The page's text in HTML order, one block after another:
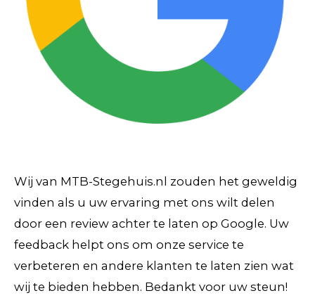
Wij van MTB-Stegehuis.nl zouden het geweldig
vinden als u uw ervaring met ons wilt delen
door een review achter te laten op Google. Uw
feedback helpt ons om onze service te
verbeteren en andere klanten te laten zien wat
wij te bieden hebben. Bedankt voor uw steun!